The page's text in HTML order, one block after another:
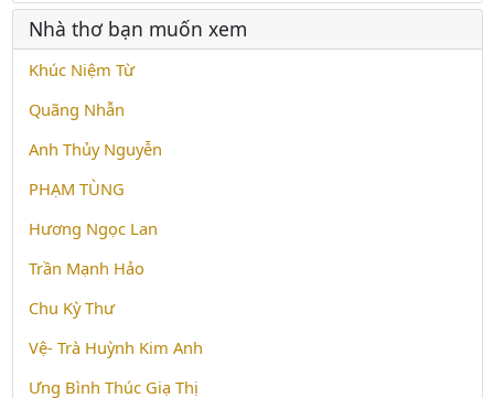
Nhà thơ bạn muốn xem
Khúc Niệm Từ
Quãng Nhẫn
Anh Thủy Nguyễn
PHẠM TÙNG
Hương Ngọc Lan
Trần Mạnh Hảo
Chu Kỳ Thư
Vệ- Trà Huỳnh Kim Anh
Ưng Bình Thúc Giạ Thị